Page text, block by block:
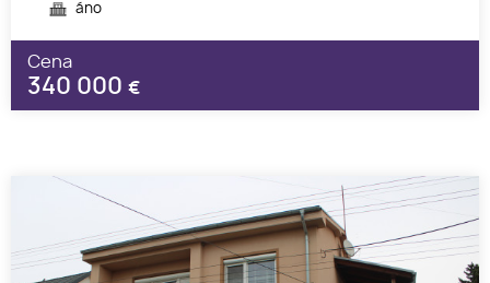
áno
Cena
340 000 €